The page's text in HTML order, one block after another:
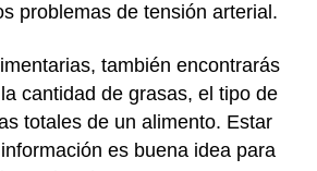
problemas de tensión arterial.
también encontrarás
cantidad de grasas, el tipo de
totales de un alimento. Estar
es buena idea para